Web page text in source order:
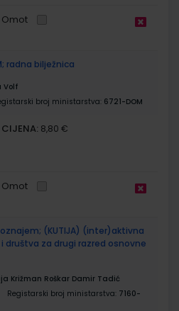
Omot
radna bilježnica
Volf
broj ministarstva: 6721-DOM
CIJENA: 8,80 €
Omot
(KUTIJA) (inter)aktivna
društva za drugi razred osnovne
Križman Roškar Damir Tadić
Registarski broj ministarstva: 7160-